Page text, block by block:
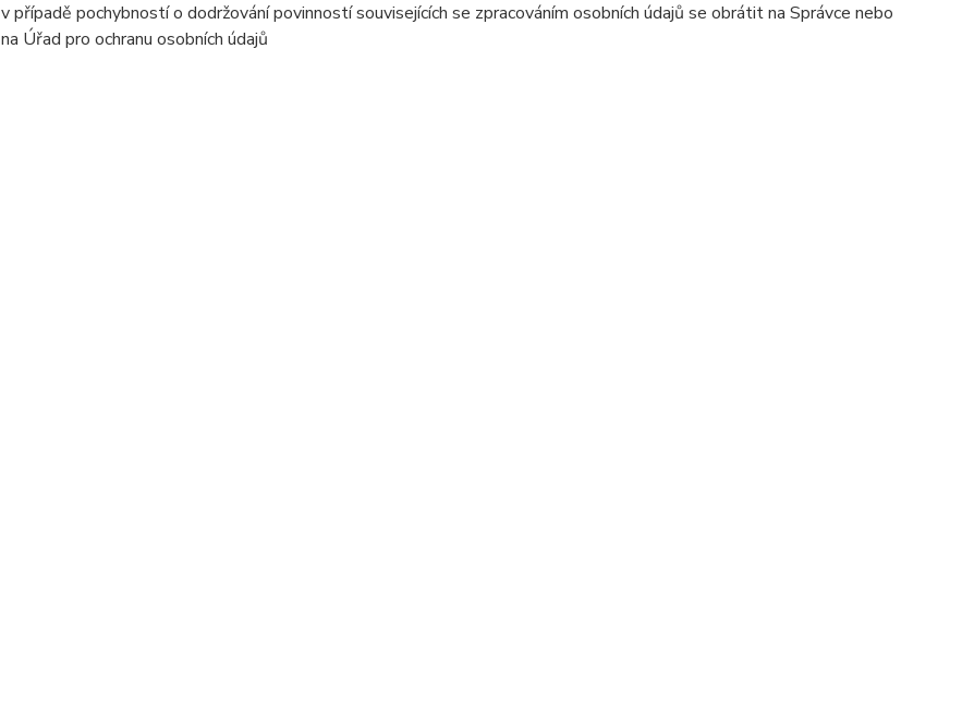
v případě pochybností o dodržování povinností souvisejících se zpracováním osobních údajů se obrátit na Správce nebo
na Úřad pro ochranu osobních údajů